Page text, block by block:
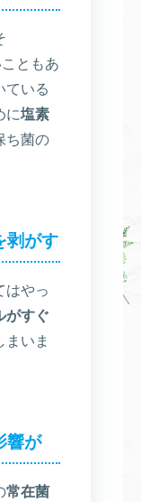
ともあ
ている
に塩素
ち菌の
剥がす
はやっ
がすぐ
まいま
響が
常在菌